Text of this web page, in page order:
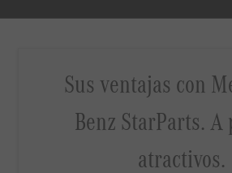
Sus ventajas con
Benz StarParts. A
atractivos.